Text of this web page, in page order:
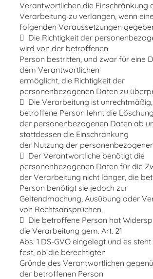
Verantwortlichen die Einschränkung
Verarbeitung zu verlangen, wenn
folgenden Voraussetzungen
 Die Richtigkeit der
wird von der betroffenen
Person bestritten, und zwar für eine
dem Verantwortlichen
ermöglicht, die Richtigkeit der
personenbezogenen Daten zu
 Die Verarbeitung ist
betroffene Person lehnt die Löschung
der personenbezogenen Daten ab
stattdessen die Einschränkung
der Nutzung der
 Der Verantwortliche benötigt die
personenbezogenen Daten für die
der Verarbeitung nicht länger, die
Person benötigt sie jedoch zur
Geltendmachung, Ausübung oder
von Rechtsansprüchen.
 Die betroffene Person hat
die Verarbeitung gem. Art. 21
Abs. 1 DS-GVO eingelegt und es
fest, ob die berechtigten
Gründe des Verantwortlichen
der betroffenen Person